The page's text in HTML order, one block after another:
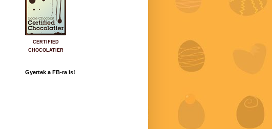
CERTIFIED
CHOCOLATIER
Gyertek a FB-ra is!